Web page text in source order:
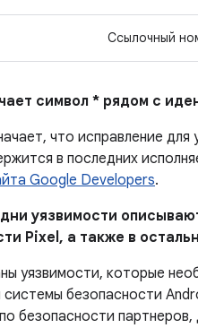
Ссылочный
символ * рядом с
что исправление
в последних
Google Developers.
уязвимости
Pixel, а также в
уязвимости, которые
системы безопасности
безопасности